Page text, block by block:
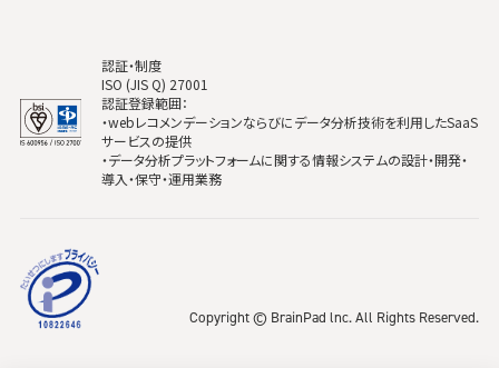
認証・制度
ISO (JIS Q) 27001
認証登録範囲：
・webレコメンデーションならびにデータ分析技術を利用したSaaS
サービスの提供
・データ分析プラットフォームに関する情報システムの設計・開発・
導入・保守・運用業務
Copyright © BrainPad lnc. All Rights Reserved.